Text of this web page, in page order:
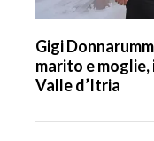
Gigi
marito e
Valle d’Itria